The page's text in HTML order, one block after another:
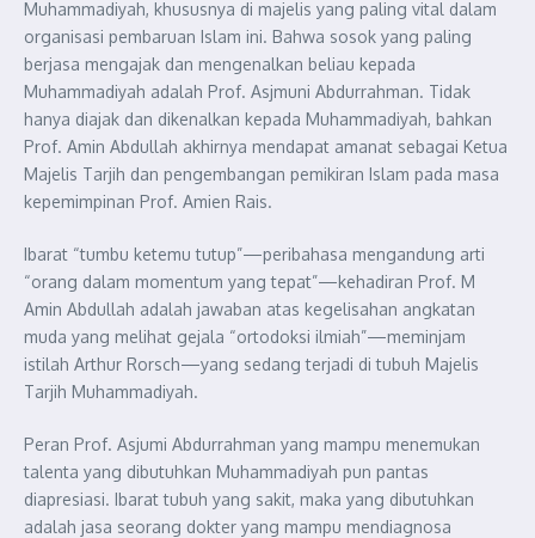
Muhammadiyah, khususnya di majelis yang paling vital dalam
organisasi pembaruan Islam ini. Bahwa sosok yang paling
berjasa mengajak dan mengenalkan beliau kepada
Muhammadiyah adalah Prof. Asjmuni Abdurrahman. Tidak
hanya diajak dan dikenalkan kepada Muhammadiyah, bahkan
Prof. Amin Abdullah akhirnya mendapat amanat sebagai Ketua
Majelis Tarjih dan pengembangan pemikiran Islam pada masa
kepemimpinan Prof. Amien Rais.
Ibarat “tumbu ketemu tutup”—peribahasa mengandung arti
“orang dalam momentum yang tepat”—kehadiran Prof. M
Amin Abdullah adalah jawaban atas kegelisahan angkatan
muda yang melihat gejala “ortodoksi ilmiah”—meminjam
istilah Arthur Rorsch—yang sedang terjadi di tubuh Majelis
Tarjih Muhammadiyah.
Peran Prof. Asjumi Abdurrahman yang mampu menemukan
talenta yang dibutuhkan Muhammadiyah pun pantas
diapresiasi. Ibarat tubuh yang sakit, maka yang dibutuhkan
adalah jasa seorang dokter yang mampu mendiagnosa